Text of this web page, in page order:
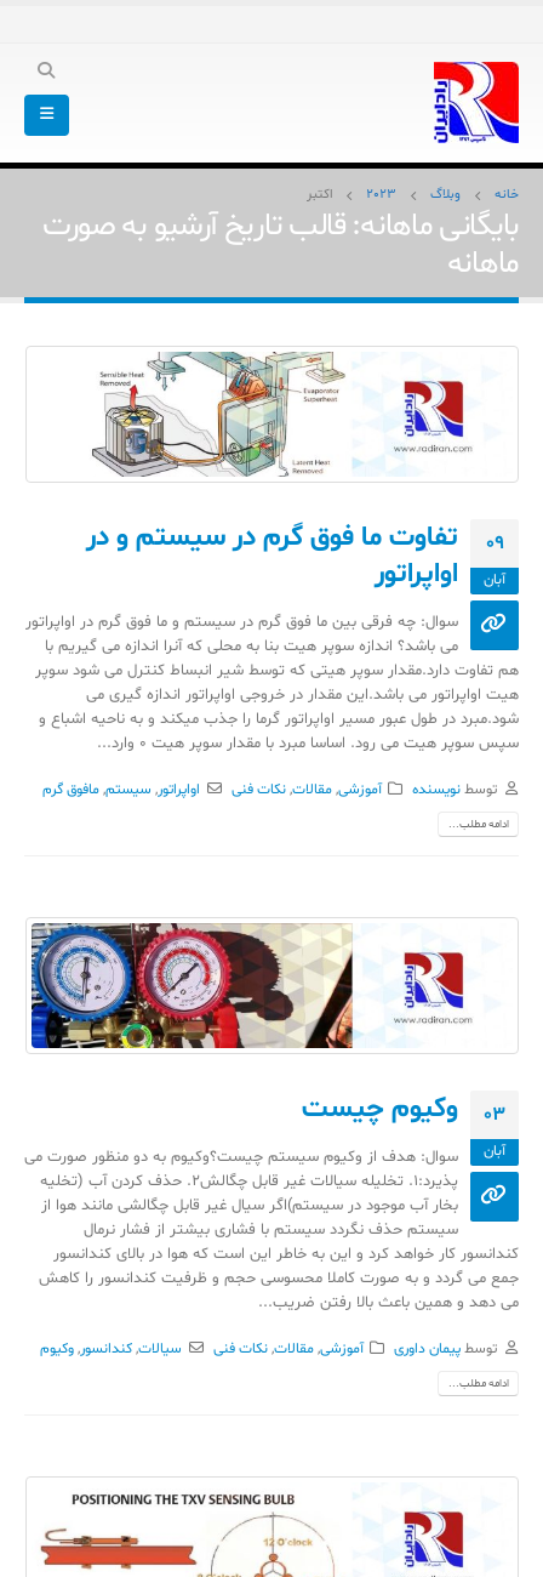
خانه وبلاگ 2023 اکتبر
بایگانی ماهانه: قالب تاریخ آرشیو به صورت
ماهانه
09
آبان
تفاوت ما فوق گرم در سیستم و در
اواپراتور
سوال: چه فرقی بین ما فوق گرم در سیستم و ما فوق گرم در اواپراتور
می باشد؟ اندازه سوپر هیت بنا به محلی که آنرا اندازه می گیریم با
هم تفاوت دارد.مقدار سوپر هیتی که توسط شیر انبساط کنترل می شود سوپر
هیت اواپراتور می باشد.این مقدار در خروجی اواپراتور اندازه گیری می
شود.مبرد در طول عبور مسیر اواپراتور گرما را جذب میکند و به ناحیه اشباع و
سپس سوپر هیت می رود. اساسا مبرد با مقدار سوپر هیت 0 وارد...
توسطنویسنده آموزشی,مقالات,نکات فنی اواپراتور, سیستم,مافوق گرم
ادامه مطلب...
03
آبان
وکیوم چیست
سوال: هدف از وکیوم سیستم چیست؟وکیوم به دو منظور صورت می
پذیرد:1. تخلیله سیالات غیر قابل چگالش2. حذف کردن آب (تخلیه
بخار آب موجود در سیستم)اگر سیال غیر قابل چگالشی مانند هوا از
سیستم حذف نگردد سیستم با فشاری بیشتر از فشار نرمال
کندانسور کار خواهد کرد و این به خاطر این است که هوا در بالای کندانسور
جمع می گردد و به صورت کاملا محسوسی حجم و ظرفیت کندانسور را کاهش
می دهد و همین باعث بالا رفتن ضریب...
توسطپیمان داوری آموزشی,مقالات,نکات فنی سیالات,کندانسور,وکیوم
ادامه مطلب...